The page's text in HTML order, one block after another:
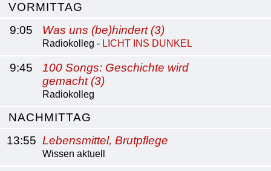
VORMITTAG
9:05
Was uns (be)hindert (3)
Radiokolleg - LICHT INS DUNKEL
9:45
100 Songs: Geschichte wird
gemacht (3)
Radiokolleg
NACHMITTAG
13:55 Lebensmittel, Brutpflege
Wissen aktuell